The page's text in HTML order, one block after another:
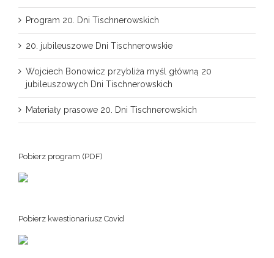
Program 20. Dni Tischnerowskich
20. jubileuszowe Dni Tischnerowskie
Wojciech Bonowicz przybliża myśl główną 20
jubileuszowych Dni Tischnerowskich
Materiały prasowe 20. Dni Tischnerowskich
Pobierz program (PDF)
Pobierz kwestionariusz Covid